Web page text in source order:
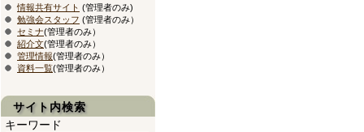
情報共有サイト (管理者のみ)
勉強会スタッフ (管理者のみ）
セミナ(管理者のみ）
紹介文(管理者のみ）
管理情報(管理者のみ）
資料一覧(管理者のみ）
サイト内検索
キーワード